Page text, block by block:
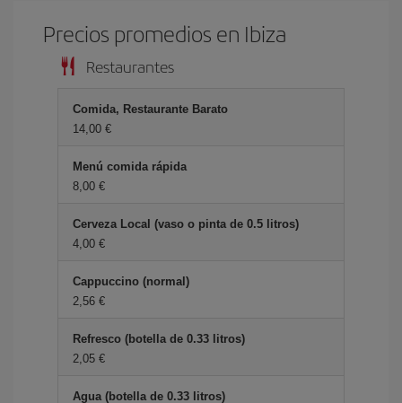
Precios promedios en Ibiza
Restaurantes
Comida, Restaurante Barato
14,00 €
Menú comida rápida
8,00 €
Cerveza Local (vaso o pinta de 0.5 litros)
4,00 €
Cappuccino (normal)
2,56 €
Refresco (botella de 0.33 litros)
2,05 €
Agua (botella de 0.33 litros)